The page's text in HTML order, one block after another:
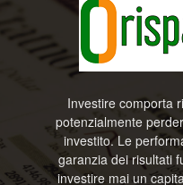
Investire comporta
potenzialmente
investito. Le
garanzia dei risultati
investire mai un